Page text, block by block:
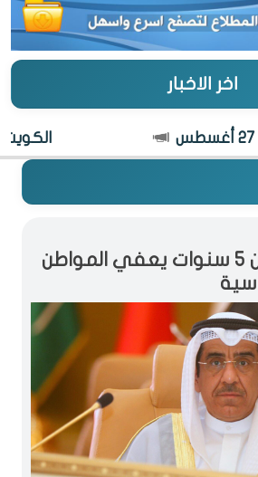
اخر الاخبار
الكويت
الانتظار أكثر من 5 سنوات يعفي المواطن